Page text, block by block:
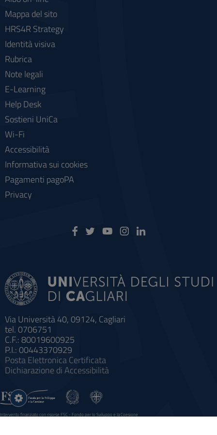
Via Università 40, 09124, Cagliari
tel. 0706751
C.F.: 80019600925
P.I.: 00443370929
Posta Elettronica Certificata
Dichiarazione di Accessibilità
Mappa del sito
HRS4R Strategy
Identità visiva
Rubrica
Note legali
E-Learning
Help Desk
Sostieni UniCa
Wi-Fi
Accessibilità
Informativa sui cookies
Pagamenti pagoPA
Privacy
Intervento finanziato con risorse FSC - Fondo per lo Sviluppo e la Coesione
Impostazioni
cookie